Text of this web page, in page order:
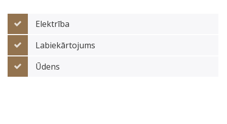
Elektrība
Labiekārtojums
Ūdens